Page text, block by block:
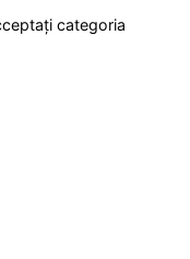
categoria